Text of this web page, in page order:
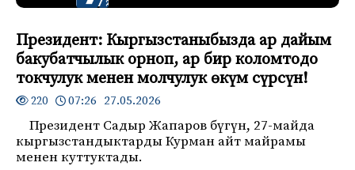
Президент: Кыргызстаныбызда ар дайым
бакубатчылык орноп, ар бир коломтодо
токчулук менен молчулук өкүм сүрсүн!
220 07:26 27.05.2026
Президент Садыр Жапаров бүгүн, 27-майда
кыргызстандыктарды Курман айт майрамы
менен куттуктады.